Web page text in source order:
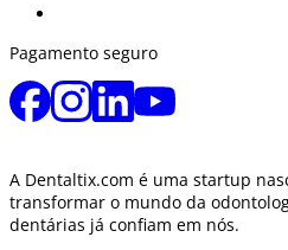
Pagamento seguro
A Dentaltix.com é uma startup
transformar o mundo da
dentárias já confiam em nós.